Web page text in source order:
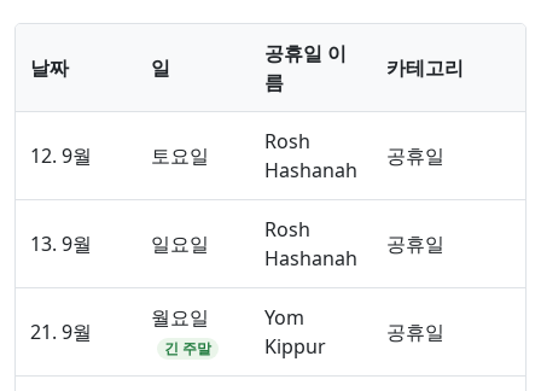
날짜 일
공휴일 이
름
카테고리
12. 9월 토요일
Rosh
Hashanah
공휴일
13. 9월 일요일
Rosh
Hashanah
공휴일
21. 9월
월요일
긴 주말
Yom
Kippur
공휴일